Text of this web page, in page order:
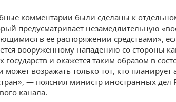
комментарии были сделаны к
предусматривает незамедлительную
в ее распоряжении средствами»,
вооруженному нападению со стороны
государств и окажется таким образом в
может возражать только тот, кто
— пояснил министр иностранных дел
канала.